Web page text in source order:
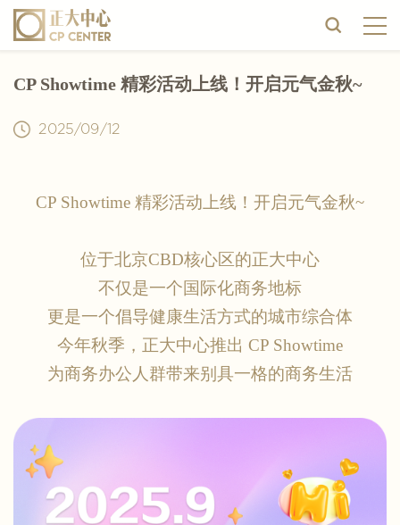
CP Showtime 精彩活动上线！开启元气金秋~
2025/09/12
CP Showtime 精彩活动上线！开启元气金秋~
位于北京CBD核心区的正大中心
不仅是一个国际化商务地标
更是一个倡导健康生活方式的城市综合体
今年秋季，正大中心推出 CP Showtime
为商务办公人群带来别具一格的商务生活